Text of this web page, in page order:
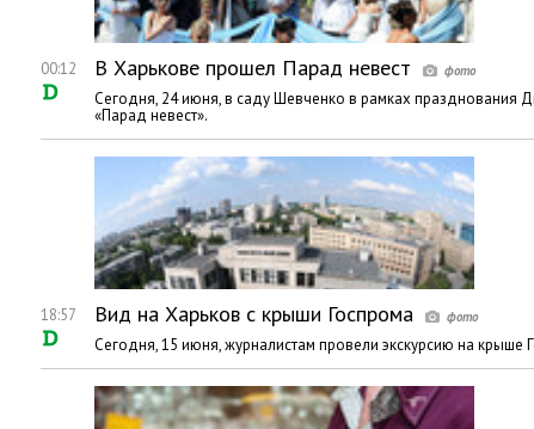
00:12 В Харькове прошел Парад невест
Сегодня, 24 июня, в саду Шевченко в рамках празднования
«Парад невест».
18:57 Вид на Харьков с крыши Госпрома
Сегодня, 15 июня, журналистам провели экскурсию на крыше